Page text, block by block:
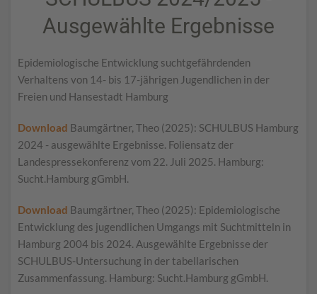
Ausgewählte Ergebnisse
Epidemiologische Entwicklung suchtgefährdenden
Verhaltens von 14- bis 17-jährigen Jugendlichen in der
Freien und Hansestadt Hamburg
Download Baumgärtner, Theo (2025): SCHULBUS Hamburg
2024 - ausgewählte Ergebnisse. Foliensatz der
Landespressekonferenz vom 22. Juli 2025. Hamburg:
Sucht.Hamburg gGmbH.
Download Baumgärtner, Theo (2025): Epidemiologische
Entwicklung des jugendlichen Umgangs mit Suchtmitteln in
Hamburg 2004 bis 2024. Ausgewählte Ergebnisse der
SCHULBUS-Untersuchung in der tabellarischen
Zusammenfassung. Hamburg: Sucht.Hamburg gGmbH.